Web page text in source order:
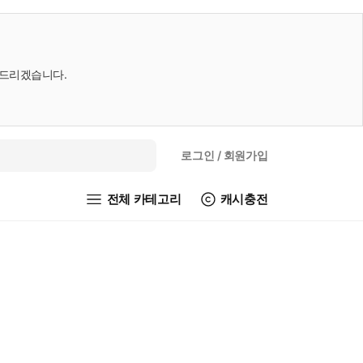
리겠습니다.
로그인 / 회원가입
전체 카테고리 캐시충전